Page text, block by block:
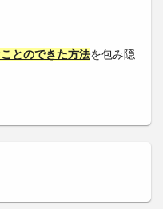
とのできた方法を包み隠